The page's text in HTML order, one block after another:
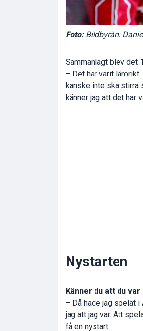
Foto: Bildbyrån.
Sammanlagt blev det
– Det har varit
kanske inte ska stirra
känner jag att det har
Nystarten
Känner du att du var
– Då hade jag spelat
jag att jag var. Att
få en nystart.